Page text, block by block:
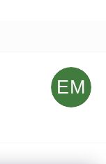
z 5 hvězdiček.EM